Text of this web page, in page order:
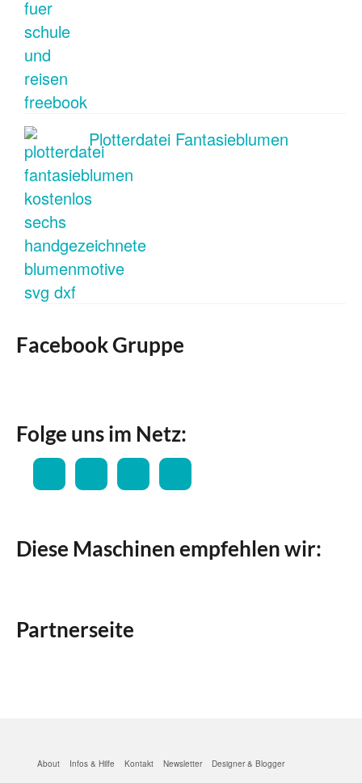
Plotterdatei Fantasieblumen
Facebook Gruppe
Folge uns im Netz:
Diese Maschinen empfehlen wir:
Partnerseite
About Infos & Hilfe Kontakt Newsletter Designer & Blogger